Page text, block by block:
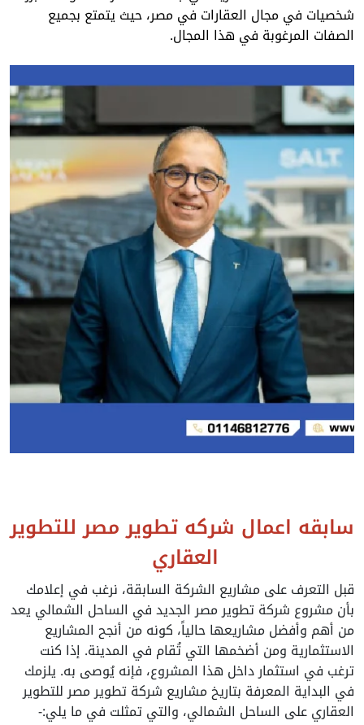
شخصيات في مجال العقارات في مصر، حيث يتمتع بجميع
الصفات المرغوبة في هذا المجال.
سابقه اعمال شركه تطوير مصر للتطوير
العقاري
قبل التعرف على مشاريع الشركة السابقة، نرغب في إعلامك
بأن مشروع شركة تطوير مصر الجديد في الساحل الشمالي يعد
من أهم وأفضل مشاريعها حالياً، كونه من أنجح المشاريع
الاستثمارية ومن أضخمها التي تُقام في المدينة. إذا كنت
ترغب في استثمار داخل هذا المشروع، فإنه يُوصى به. يلزمك
في البداية المعرفة بتاريخ مشاريع شركة تطوير مصر للتطوير
العقاري على الساحل الشمالي، والتي تمثلت في ما يلي:-